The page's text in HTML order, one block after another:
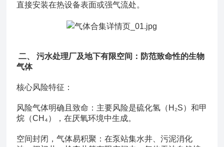
直接安装在热设备表面或强气流处。
二、 污水处理厂及地下有限空间：防范致命性的生物
气体
核心风险特征：
风险气体明确且致命：主要风险是硫化氢（H₂S）和甲
烷（CH₄），在厌氧环境中生成。
空间封闭，气体易积聚：在泵站集水井、污泥消化